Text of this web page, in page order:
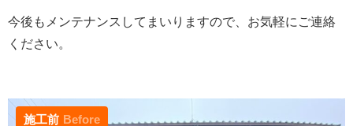
今後もメンテナンスしてまいりますので、お気軽にご連絡
ください。
施工前 Before